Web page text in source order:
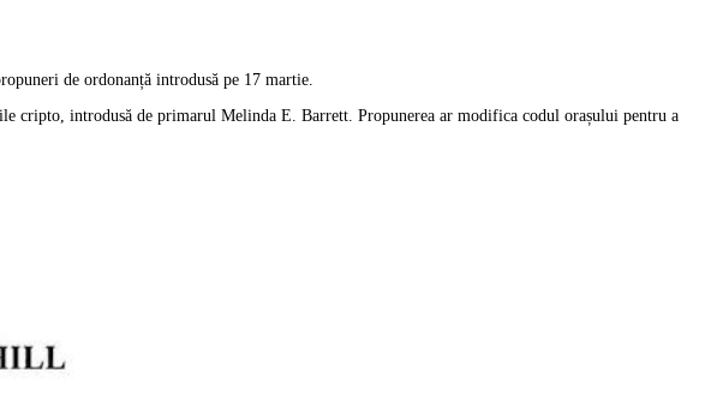
de ordonanță introdusă pe 17 martie.
cripto, introdusă de primarul Melinda E. Barrett. Propunerea ar modifica codul orașului pentru a